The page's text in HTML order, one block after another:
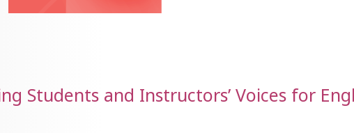
Students and Instructors’ Voices for